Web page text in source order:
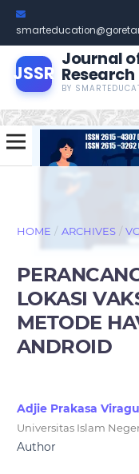
JSSR
Journal
Research
BY
HOME / ARCHIVES /
LOKASI
METODE
ANDROID
Adjie Prakasa
Universitas Islam
Author